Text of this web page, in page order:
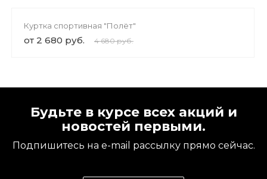
Куртка спортивная "Полёт"
от 2 680 руб. 4 680 руб.
Будьте в курсе всех акций и
новостей первыми.
Подпишитесь на e-mail рассылку прямо сейчас.